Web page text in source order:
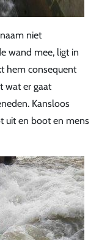
niet
wand mee, ligt in
hem consequent
wat er gaat
Kansloos
uit en boot en mens